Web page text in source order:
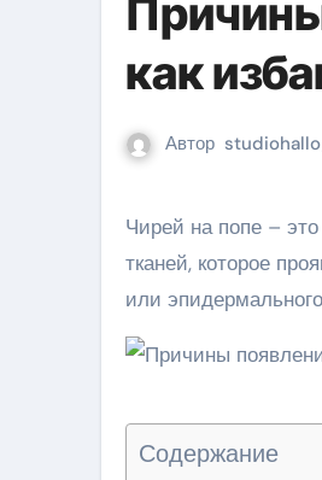
как
Автор
Чирей на попе – это гнойное воспаление структур кожи возле волосяного фолликула и окружающих
тканей, которое
или
Содержание